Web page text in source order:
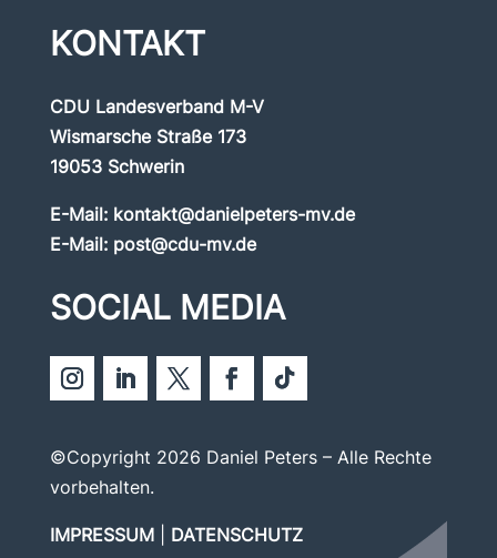
KONTAKT
CDU Landesverband M-V
Wismarsche Straße 173
19053 Schwerin
E-Mail: kontakt@danielpeters-mv.de
E-Mail: post@cdu-mv.de
SOCIAL MEDIA
©Copyright 2026 Daniel Peters – Alle Rechte
vorbehalten.
IMPRESSUM| DATENSCHUTZ